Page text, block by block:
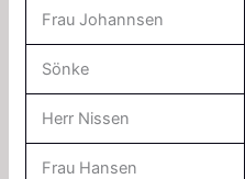
Frau Johannsen
Sönke
Herr Nissen
Frau Hansen